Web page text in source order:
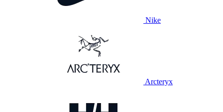
Nike
Arcteryx